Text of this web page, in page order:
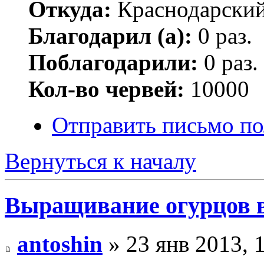
Откуда:
Благодарил (а): 0 раз.
Поблагодарили: 0 раз.
Кол-во червей: 10000
Отправить письмо
Вернуться к началу
Выращивание огурцов
antoshin » 23 янв 2013,